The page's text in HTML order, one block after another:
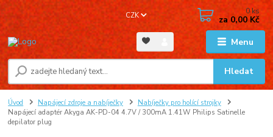
Menu
CZK
Hledat
0ks
za0,00 Kč
Úvod Napájecí zdroje a nabíječky
Nabíječky pro holící strojky
Napájecí adaptér Akyga AK-PD-04 4.7V / 300mA 1.41W Philips Satinelle
depilator plug